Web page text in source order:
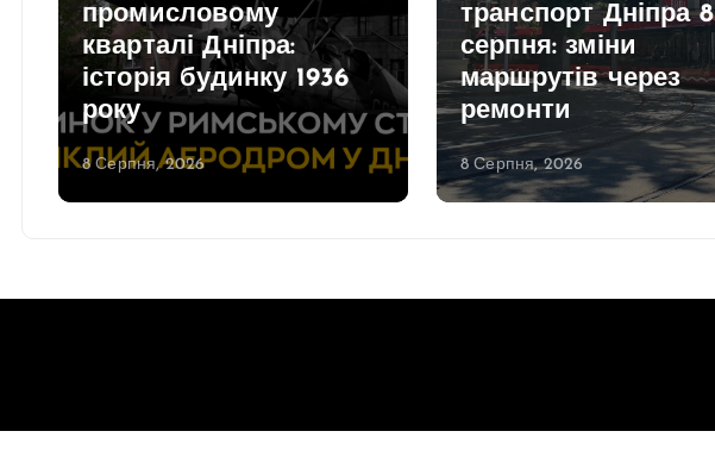
промисловому
кварталі Дніпра:
історія будинку 1936
року
8 Серпня, 2026
транспорт Дніпра 8
серпня: зміни
маршрутів через
ремонти
8 Серпня, 2026